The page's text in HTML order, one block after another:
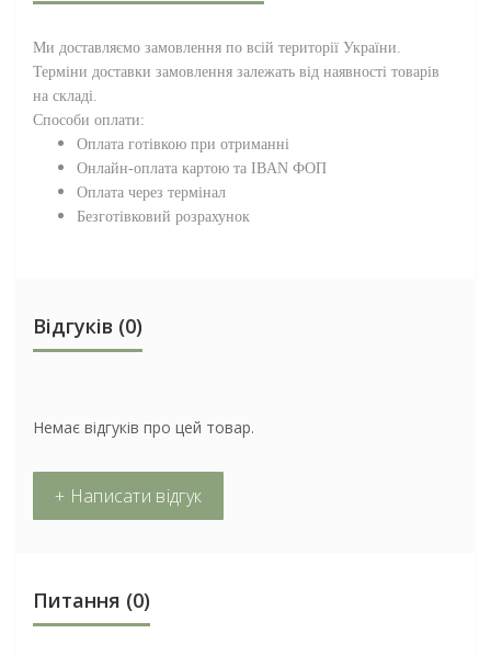
Ми доставляємо замовлення по всій території України.
Терміни доставки замовлення залежать від наявності товарів
на складі.
Способи оплати:
Оплата готівкою при отриманні
Онлайн-оплата картою та IBAN ФОП
Оплата через термінал
Безготівковий розрахунок
Відгуків (0)
Немає відгуків про цей товар.
+ Написати відгук
Питання (0)